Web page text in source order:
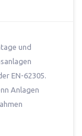
und
EN-62305.
Anlagen